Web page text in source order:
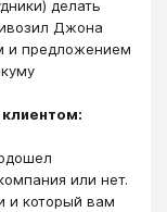
делать
Джона
и предложением
или нет.
и который вам